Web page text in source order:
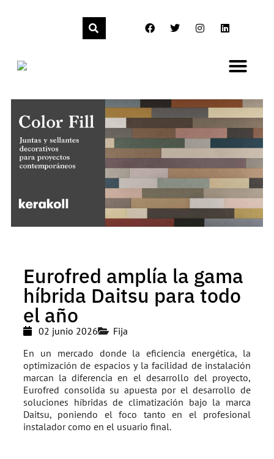
Eurofred amplía la gama
híbrida Daitsu para todo
el año
02 junio 2026
Fija
En un mercado donde la eficiencia energética, la
optimización de espacios y la facilidad de instalación
marcan la diferencia en el desarrollo del proyecto,
Eurofred consolida su apuesta por el desarrollo de
soluciones híbridas de climatización bajo la marca
Daitsu, poniendo el foco tanto en el profesional
instalador como en el usuario final.